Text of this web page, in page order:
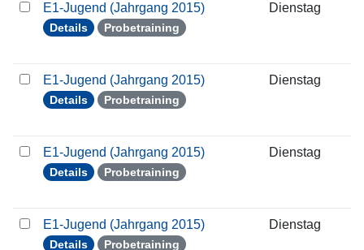
E1-Jugend (Jahrgang 2015)
Details Probetraining
Dienstag
E1-Jugend (Jahrgang 2015)
Details Probetraining
Dienstag
E1-Jugend (Jahrgang 2015)
Details Probetraining
Dienstag
E1-Jugend (Jahrgang 2015)
Details Probetraining
Dienstag